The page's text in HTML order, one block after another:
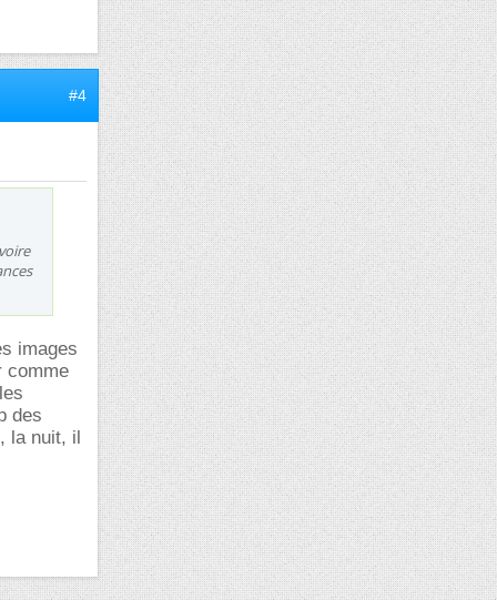
#4
images
comme
des
la nuit, il